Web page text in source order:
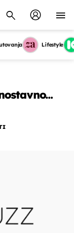
Lifestyle